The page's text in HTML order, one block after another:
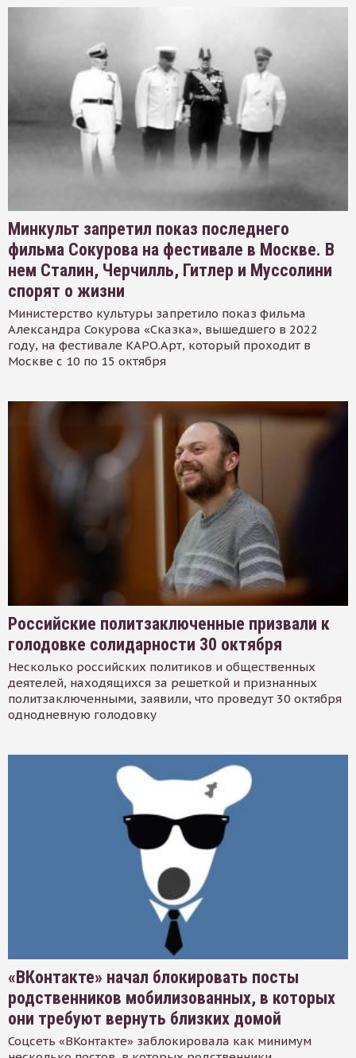
Минкульт запретил показ последнего
фильма Сокурова на фестивале в Москве. В
нем Сталин, Черчилль, Гитлер и Муссолини
спорят о жизни
Министерство культуры запретило показ фильма
Александра Сокурова «Сказка», вышедшего в 2022
году, на фестивале КАРО.Арт, который проходит в
Москве с 10 по 15 октября
Российские политзаключенные призвали к
голодовке солидарности 30 октября
Несколько российских политиков и общественных
деятелей, находящихся за решеткой и признанных
политзаключенными, заявили, что проведут 30 октября
однодневную голодовку
«ВКонтакте» начал блокировать посты
родственников мобилизованных, в которых
они требуют вернуть близких домой
Соцсеть «ВКонтакте» заблокировала как минимум